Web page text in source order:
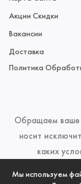
Мы используем
Акции Скидки
Вакансии
Доставка
Политика
Обращаем ваше
носит
каких